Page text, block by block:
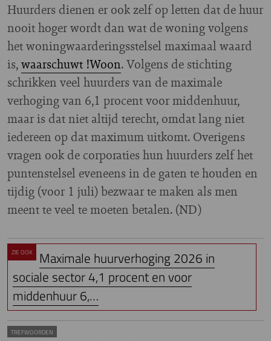
Huurders dienen er ook zelf op letten dat de huur
nooit hoger wordt dan wat de woning volgens
het woningwaarderingsstelsel maximaal waard
is,waarschuwt !Woon. Volgens de stichting
schrikken veel huurders van de maximale
verhoging van 6,1 procent voor middenhuur,
maar is dat niet altijd terecht, omdat lang niet
iedereen op dat maximum uitkomt. Overigens
vragen ook de corporaties hun huurders zelf het
puntenstelsel eveneens in de gaten te houden en
tijdig (voor 1 juli) bezwaar te maken als men
meent te veel te moeten betalen. (ND)
ZIE OOK
Maximale huurverhoging 2026 in
sociale sector 4,1 procent en voor
middenhuur 6,…
TREFWOORDEN